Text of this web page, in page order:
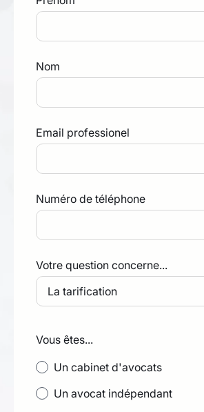
Nom
Email professionel
Numéro de téléphone
Votre question concerne...
Vous êtes...
Un cabinet d'avocats
Un avocat indépendant